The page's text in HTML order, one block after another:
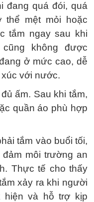
đang quá đói, quá
thể mệt mỏi hoặc
tắm ngay sau khi
không được
ở mức cao, dễ
với nước.
ấm. Sau khi tắm,
quần áo phù hợp
tắm vào buổi tối,
môi trường an
Thực tế cho thấy
xảy ra khi người
hiện và hỗ trợ kịp